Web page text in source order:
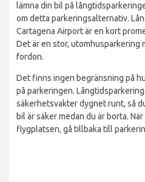
lämna din bil på
om detta parkeringsalternativ.
Cartagena Airport är en kort
Det är en stor, utomhusparkering
fordon.
Det finns ingen begränsning på
på parkeringen.
säkerhetsvakter dygnet runt, så
bil är säker medan du är borta.
flygplatsen, gå tillbaka till